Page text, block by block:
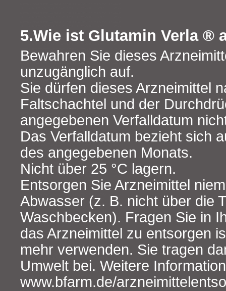
5.Wie ist Glutamin Verla ®
Bewahren Sie dieses
unzugänglich auf.
Sie dürfen dieses Arzneimittel
Faltschachtel und der
angegebenen Verfalldatum
Das Verfalldatum bezieht sich
des angegebenen Monats.
Nicht über 25 °C lagern.
Entsorgen Sie Arzneimittel
Abwasser (z. B. nicht über die
Waschbecken). Fragen Sie in
das Arzneimittel zu entsorgen
mehr verwenden. Sie tragen
Umwelt bei. Weitere
www.bfarm.de/